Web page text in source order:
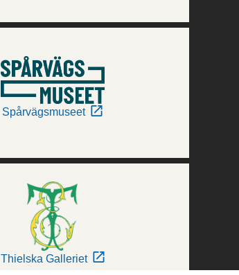
Spårvägsmuseet
Thielska Galleriet